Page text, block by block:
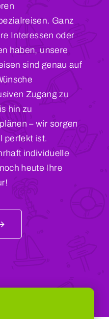
Ganz
Interessen oder
haben, unsere
sind genau auf
Zugang zu
hin zu
– wir sorgen
perfekt ist.
individuelle
heute Ihre